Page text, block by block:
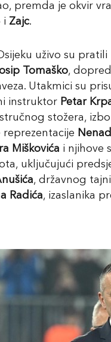
premda je okvir
i Zajc.
uživo su
Tomaško,
Utakmici su
instruktor Petar
stožera,
reprezentacije
Miškovića i njihove
uključujući
, državnog
Radića, izaslanika